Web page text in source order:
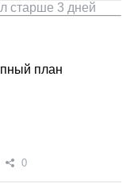
старше 3 дней
план
0